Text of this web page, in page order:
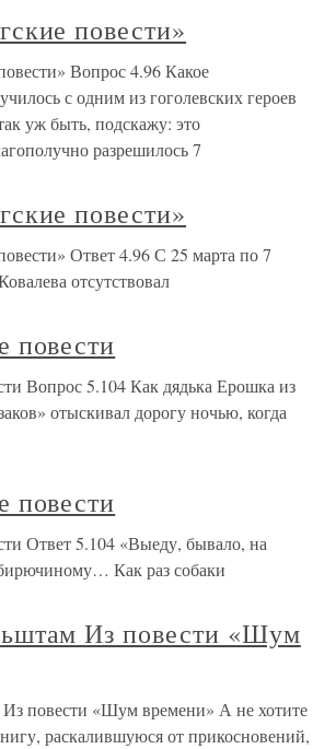
повести»
Вопрос 4.96 Какое
с одним из гоголевских героев
уж быть, подскажу: это
разрешилось 7
повести»
Ответ 4.96 С 25 марта по 7
отсутствовал
повести
Вопрос 5.104 Как дядька Ерошка из
отыскивал дорогу ночью, когда
повести
Ответ 5.104 «Выеду, бывало, на
Как раз собаки
Из повести «Шум
повести «Шум времени» А не хотите
раскалившуюся от прикосновений,